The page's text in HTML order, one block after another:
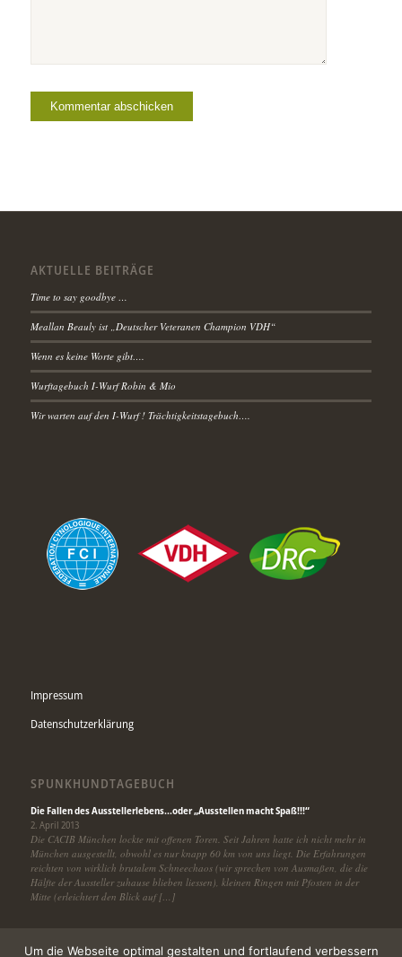
AKTUELLE BEITRÄGE
Time to say goodbye …
Meallan Beauly ist „Deutscher Veteranen Champion VDH“
Wenn es keine Worte gibt….
Wurftagebuch I-Wurf Robin & Mio
Wir warten auf den I-Wurf ! Trächtigkeitstagebuch….
Impressum
Datenschutzerklärung
SPUNKHUNDTAGEBUCH
Die Fallen des Ausstellerlebens…oder „Ausstellen macht Spaß!!!“
2. April 2013
Die CACIB München lockte mit offenen Toren. Seit Jahren hatte ich nicht mehr in
München ausgestellt, obwohl es nur knapp 60 km von uns liegt. Die Erfahrungen
reichten von wirklich brutalem Schneechaos (wir sprechen von Ausmaßen, die die
Hälfte der Aussteller zuhause blieben liessen), kleinen Ringen mit Pfosten in der
Mitte (erleichtert den Blick auf […]
Um die Webseite optimal gestalten und fortlaufend verbessern